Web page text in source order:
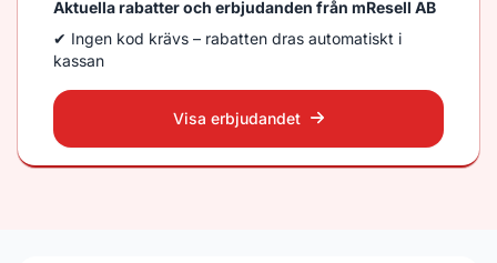
Aktuella rabatter och erbjudanden från mResell AB
✔ Ingen kod krävs – rabatten dras automatiskt i
kassan
Visa erbjudandet